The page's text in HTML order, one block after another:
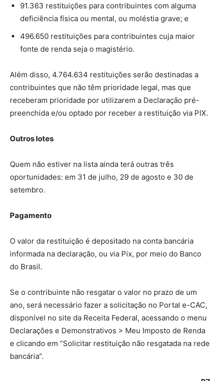
91.363 restituições para contribuintes com alguma
deficiência física ou mental, ou moléstia grave; e
496.650 restituições para contribuintes cuja maior
fonte de renda seja o magistério.
Além disso, 4.764.634 restituições serão destinadas a
contribuintes que não têm prioridade legal, mas que
receberam prioridade por utilizarem a Declaração pré-
preenchida e/ou optado por receber a restituição via PIX.
Outros lotes
Quem não estiver na lista ainda terá outras três
oportunidades: em 31 de julho, 29 de agosto e 30 de
setembro.
Pagamento
O valor da restituição é depositado na conta bancária
informada na declaração, ou via Pix, por meio do Banco
do Brasil.
Se o contribuinte não resgatar o valor no prazo de um
ano, será necessário fazer a solicitação no Portal e-CAC,
disponível no site da Receita Federal, acessando o menu
Declarações e Demonstrativos > Meu Imposto de Renda
e clicando em “Solicitar restituição não resgatada na rede
bancária”.